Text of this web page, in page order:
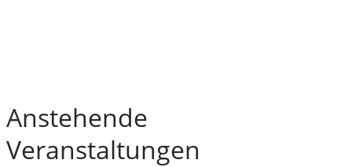
Anstehende
Veranstaltungen